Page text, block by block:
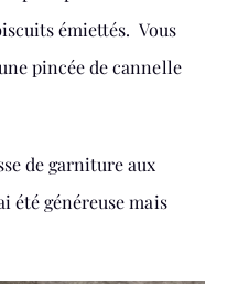
émiettés. Vous
pincée de cannelle
de garniture aux
été généreuse mais